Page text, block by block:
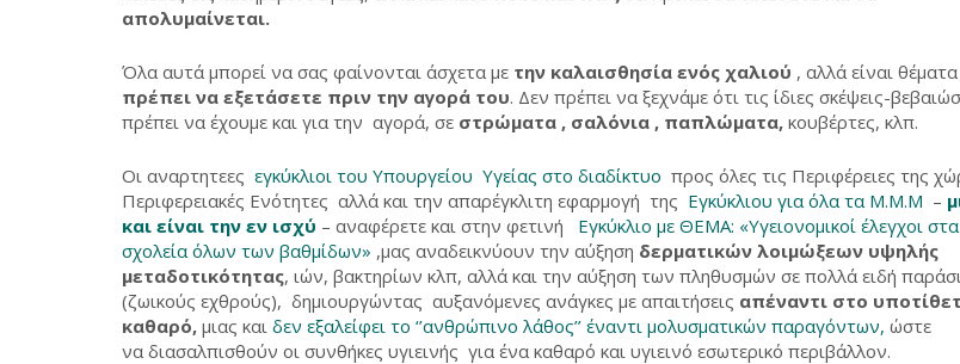
απολυμαίνεται.
Όλα αυτά μπορεί να σας φαίνονται άσχετα με την καλαισθησία ενός χαλιού , αλλά είναι
πρέπει να εξετάσετε πριν την αγορά του. Δεν πρέπει να ξεχνάμε ότι τις ίδιες σκέψεις-
πρέπει να έχουμε και για την αγορά, σε στρώματα , σαλόνια , παπλώματα, κουβέρτες, κλπ.
Οι αναρτητεες εγκύκλιοι του Υπουργείου Υγείας στο διαδίκτυο προς όλες τις Περιφέρειες της
Περιφερειακές Ενότητες αλλά και την απαρέγκλιτη εφαρμογή της Εγκύκλιου για όλα τα Μ.Μ.Μ –
και είναι την εν ισχύ – αναφέρετε και στην φετινή
Εγκύκλιο με ΘΕΜΑ: «Υγειονομικοί έλεγχοι στα
σχολεία όλων των βαθμίδων» ,μας αναδεικνύουν την αύξηση δερματικών λοιμώξεων υψηλής
μεταδοτικότητας, ιών, βακτηρίων κλπ, αλλά και την αύξηση των πληθυσμών σε πολλά ειδή
(ζωικούς εχθρούς), δημιουργώντας αυξανόμενες ανάγκες με απαιτήσεις απέναντι στο
καθαρό, μιας και δεν εξαλείφει το ‘’ανθρώπινο λάθος’’ έναντι μολυσματικών παραγόντων, ώστε
να διασαλπισθούν οι συνθήκες υγιεινής για ένα καθαρό και υγιεινό εσωτερικό περιβάλλον.